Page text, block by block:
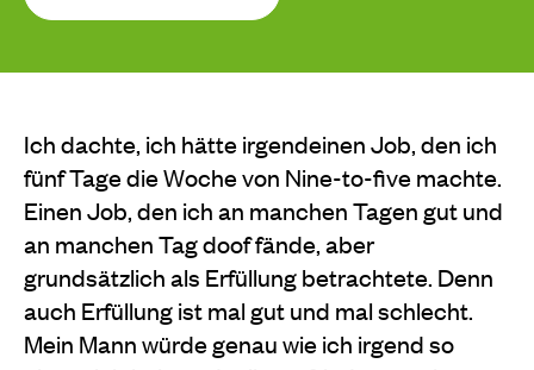
Ich dachte, ich hätte irgendeinen Job, den ich
fünf Tage die Woche von Nine-to-five machte.
Einen Job, den ich an manchen Tagen gut und
an manchen Tag doof fände, aber
grundsätzlich als Erfüllung betrachtete. Denn
auch Erfüllung ist mal gut und mal schlecht.
Mein Mann würde genau wie ich irgend so